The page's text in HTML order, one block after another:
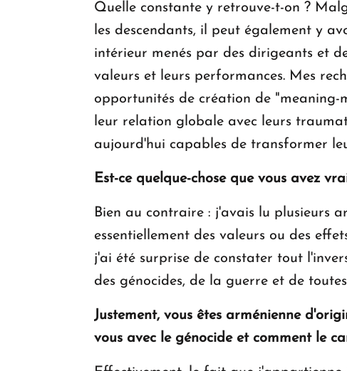
Quelle constante y retrouve-t-on ?
les descendants, il peut également y
intérieur menés par des dirigeants et
valeurs et leurs performances. Mes
opportunités de création de
leur relation globale avec leurs
aujourd'hui capables de transformer
Est-ce quelque-chose que vous avez
Bien au contraire : j'avais lu plusieurs
essentiellement des valeurs ou des
j'ai été surprise de constater tout
des génocides, de la guerre et de
Justement, vous êtes arménienne
vous avec le génocide et comment le